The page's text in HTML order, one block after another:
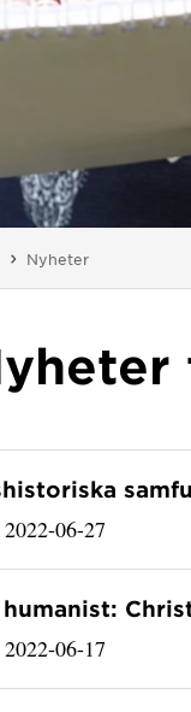
Du är här:
Nyheter
06-27
humanist:
06-17